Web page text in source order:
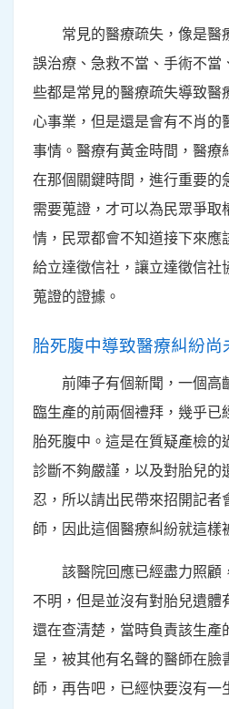
常見的醫療疏失，像是醫
誤治療、急救不當、手術不
些都是常見的醫療疏失導致醫
心事業，但是還是會有不肖的
事情。醫療有黃金時間，醫療
在那個關鍵時間，進行重要的
需要蒐證，才可以為民眾爭取
情，民眾都會不知道接下來應
給立達徵信社，讓立達徵信社
蒐證的證據。
胎死腹中導致醫療糾紛尚
前陣子有個新聞，一個高
臨生產的前兩個禮拜，幾乎已
胎死腹中。這是在質疑產檢的
診斷不夠嚴謹，以及對胎兒的
忍，所以請出民帶來招開記者
師，因此這個醫療糾紛就這樣
該醫院回應已經盡力照顧
不明，但是並沒有對胎兒遺體
還在查清楚，當時負責該生產
呈，被其他有名聲的醫師在臉
師，再告吧，已經快要沒有一